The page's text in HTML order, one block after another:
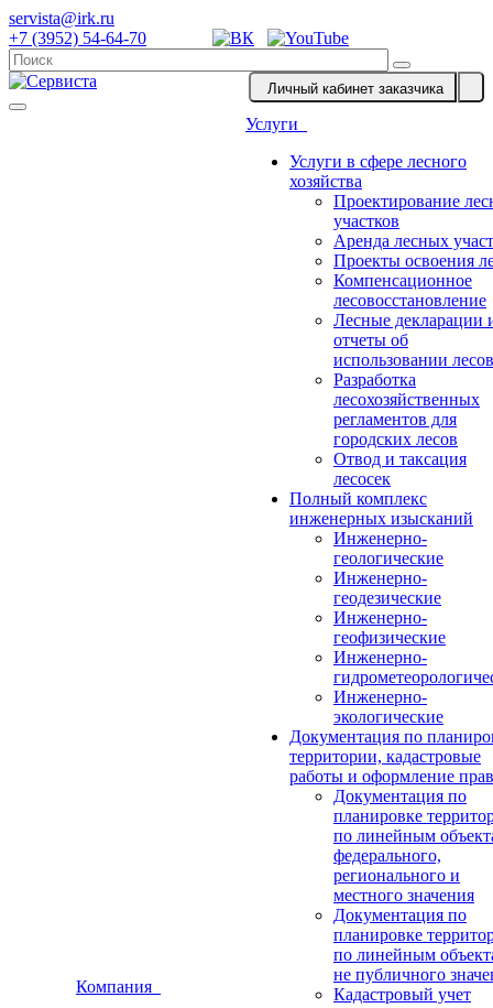
servista@irk.ru
+7 (3952) 54-64-70
Личный кабинет заказчика
Компания
Услуги
Услуги в сфере лесного
хозяйства
Проектирование
участков
Аренда лесных
Проекты освоения
Компенсационное
лесовосстановление
Лесные декларации
отчеты об
использовании лесов
Разработка
лесохозяйственных
регламентов для
городских лесов
Отвод и таксация
лесосек
Полный комплекс
инженерных изысканий
Инженерно-
геологические
Инженерно-
геодезические
Инженерно-
геофизические
Инженерно-
Инженерно-
экологические
Документация по
территории, кадастровые
работы и оформление прав
Документация по
планировке
по линейным
федерального,
регионального и
местного значения
Документация по
планировке
по линейным
не публичного
Кадастровый учет